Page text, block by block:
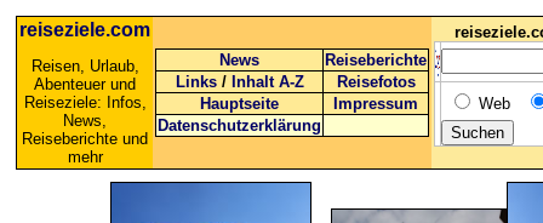
reiseziele.com
Reisen, Urlaub,
Abenteuer und
Reiseziele: Infos,
News,
Reiseberichte und
mehr
News
Reiseberichte
Links / Inhalt A-Z
Reisefotos
Hauptseite
Impressum
Datenschutzerklärung
Web